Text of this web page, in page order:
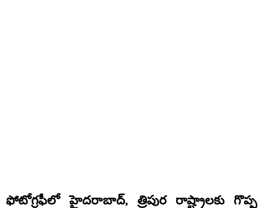
ఫోటోగ్రఫీలో హైదరాబాద్, త్రిపుర రాష్ట్రాలకు గొప్ప